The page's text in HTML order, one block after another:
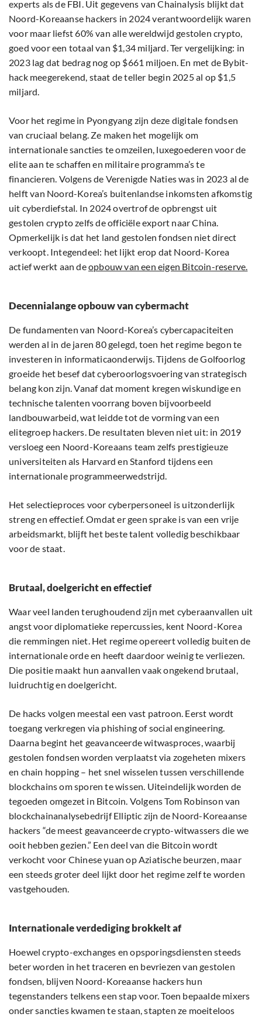
experts als de FBI. Uit gegevens van Chainalysis blijkt dat
Noord-Koreaanse hackers in 2024 verantwoordelijk waren
voor maar liefst 60% van alle wereldwijd gestolen crypto,
goed voor een totaal van $1,34 miljard. Ter vergelijking: in
2023 lag dat bedrag nog op $661 miljoen. En met de Bybit-
hack meegerekend, staat de teller begin 2025 al op $1,5
miljard.
Voor het regime in Pyongyang zijn deze digitale fondsen
van cruciaal belang. Ze maken het mogelijk om
internationale sancties te omzeilen, luxegoederen voor de
elite aan te schaffen en militaire programma’s te
financieren. Volgens de Verenigde Naties was in 2023 al de
helft van Noord-Korea’s buitenlandse inkomsten afkomstig
uit cyberdiefstal. In 2024 overtrof de opbrengst uit
gestolen crypto zelfs de officiële export naar China.
Opmerkelijk is dat het land gestolen fondsen niet direct
verkoopt. Integendeel: het lijkt erop dat Noord-Korea
actief werkt aan deopbouw van een eigen Bitcoin-reserve.
Decennialange opbouw van cybermacht
De fundamenten van Noord-Korea’s cybercapaciteiten
werden al in de jaren 80 gelegd, toen het regime begon te
investeren in informaticaonderwijs. Tijdens de Golfoorlog
groeide het besef dat cyberoorlogsvoering van strategisch
belang kon zijn. Vanaf dat moment kregen wiskundige en
technische talenten voorrang boven bijvoorbeeld
landbouwarbeid, wat leidde tot de vorming van een
elitegroep hackers. De resultaten bleven niet uit: in 2019
versloeg een Noord-Koreaans team zelfs prestigieuze
universiteiten als Harvard en Stanford tijdens een
internationale programmeerwedstrijd.
Het selectieproces voor cyberpersoneel is uitzonderlijk
streng en effectief. Omdat er geen sprake is van een vrije
arbeidsmarkt, blijft het beste talent volledig beschikbaar
voor de staat.
Brutaal, doelgericht en effectief
Waar veel landen terughoudend zijn met cyberaanvallen uit
angst voor diplomatieke repercussies, kent Noord-Korea
die remmingen niet. Het regime opereert volledig buiten de
internationale orde en heeft daardoor weinig te verliezen.
Die positie maakt hun aanvallen vaak ongekend brutaal,
luidruchtig en doelgericht.
De hacks volgen meestal een vast patroon. Eerst wordt
toegang verkregen via phishing of social engineering.
Daarna begint het geavanceerde witwasproces, waarbij
gestolen fondsen worden verplaatst via zogeheten mixers
en chain hopping – het snel wisselen tussen verschillende
blockchains om sporen te wissen. Uiteindelijk worden de
tegoeden omgezet in Bitcoin. Volgens Tom Robinson van
blockchainanalysebedrijf Elliptic zijn de Noord-Koreaanse
hackers “de meest geavanceerde crypto-witwassers die we
ooit hebben gezien.” Een deel van die Bitcoin wordt
verkocht voor Chinese yuan op Aziatische beurzen, maar
een steeds groter deel lijkt door het regime zelf te worden
vastgehouden.
Internationale verdediging brokkelt af
Hoewel crypto-exchanges en opsporingsdiensten steeds
beter worden in het traceren en bevriezen van gestolen
fondsen, blijven Noord-Koreaanse hackers hun
tegenstanders telkens een stap voor. Toen bepaalde mixers
onder sancties kwamen te staan, stapten ze moeiteloos